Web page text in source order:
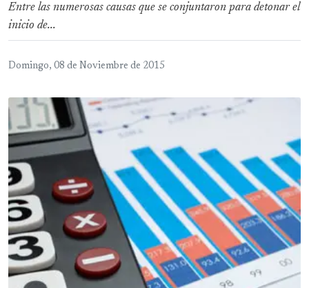
Entre las numerosas causas que se conjuntaron para detonar el
inicio de...
Domingo, 08 de Noviembre de 2015